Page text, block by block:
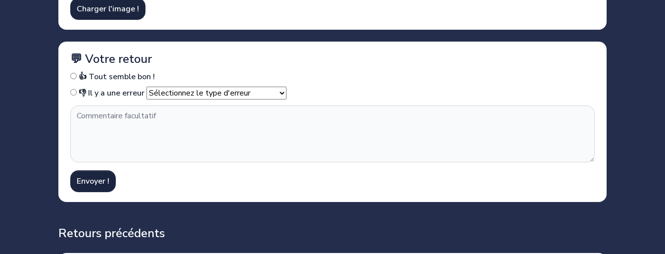
Charger l'image !
💬 Votre retour
👍 Tout semble bon !
👎 Il y a une erreur
Envoyer !
Retours précédents